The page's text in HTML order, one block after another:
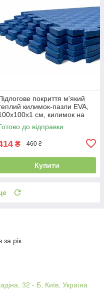
покриття м'який
килимок-пазли EVA,
см, килимок на
для дітей, Синій
до відправки
₴ 460 ₴
Купити
за рік
32 - Б, Київ, Україна